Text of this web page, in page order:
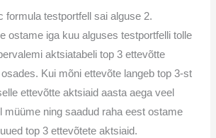
formula testportfell sai alguse 2.
ostame iga kuu alguses testportfelli tolle
aktsiatabeli top 3 ettevõtte
Kui mõni ettevõte langeb top 3-st
ettevõtte aktsiaid aasta aega veel
müüme ning saadud raha eest ostame
top 3 ettevõtete aktsiaid.